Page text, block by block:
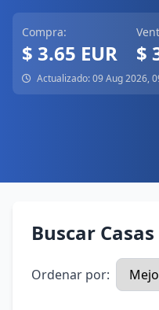
Compra:
$ 3.65 EUR $
Actualizado: 09 Aug 2026,
Buscar
Ordenar por: